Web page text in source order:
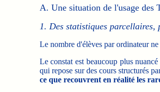
A. Une situation de l'usage des
1. Des statistiques parcellaires,
Le nombre d'élèves par ordinateur
Le constat est beaucoup plus
qui repose sur des cours structurés
ce que recouvrent en réalité les